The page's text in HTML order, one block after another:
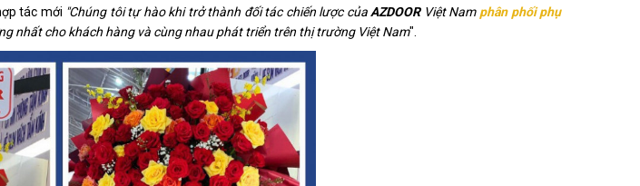
tác mới "Chúng tôi tự hào khi trở thành đối tác chiến lược của AZDOORViệt Nam phân phối phụ
nhất cho khách hàng và cùng nhau phát triển trên thị trường Việt Nam".